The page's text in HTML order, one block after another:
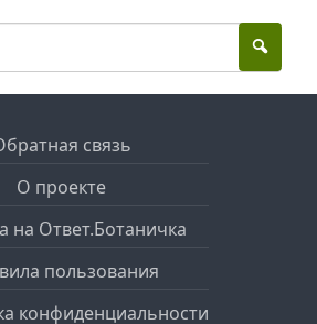
связь
О проекте
на Ответ.Ботаничка
пользования
конфиденциальности